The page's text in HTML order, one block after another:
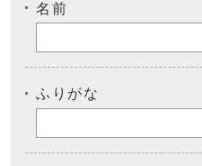
名前
ふりがな